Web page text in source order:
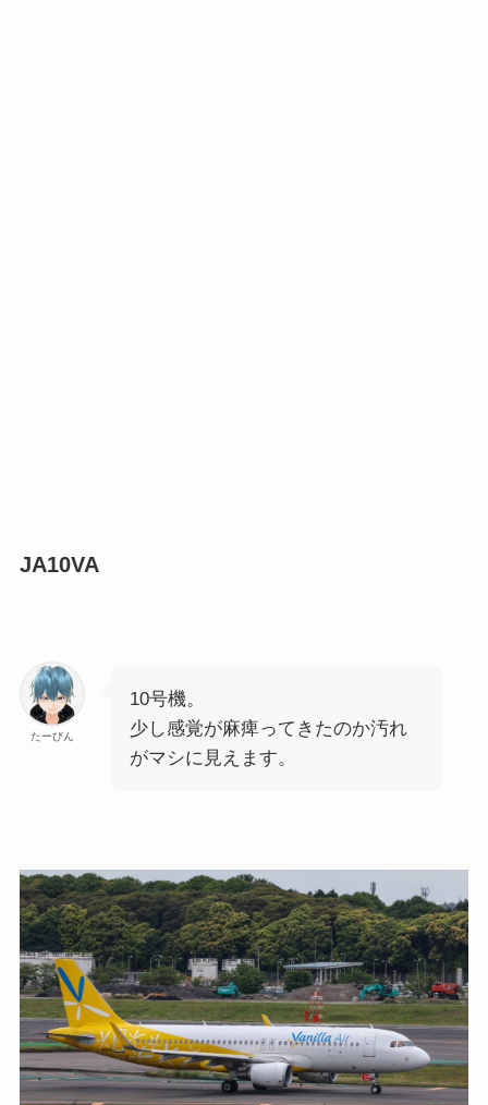
JA10VA
たーびん
10号機。
少し感覚が麻痺ってきたのか汚れ
がマシに見えます。